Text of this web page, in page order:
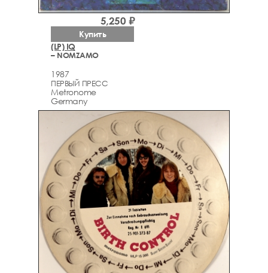
(LP) IQ
– NOMZAMO
1987
ПЕРВЫЙ ПРЕСС
Metronome
Germany
5,250 ₽
Купить